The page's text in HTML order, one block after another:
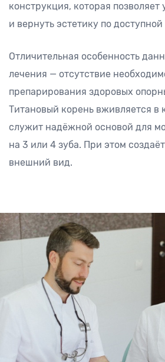
конструкция, которая позволяет
и вернуть эстетику по
Отличительная особенность
лечения — отсутствие
препарирования здоровых
Титановый корень вживляется в
служит надёжной основой для
на 3 или 4 зуба. При этом
внешний вид.